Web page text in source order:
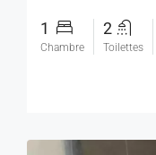
1
Chambre
2
Toilettes